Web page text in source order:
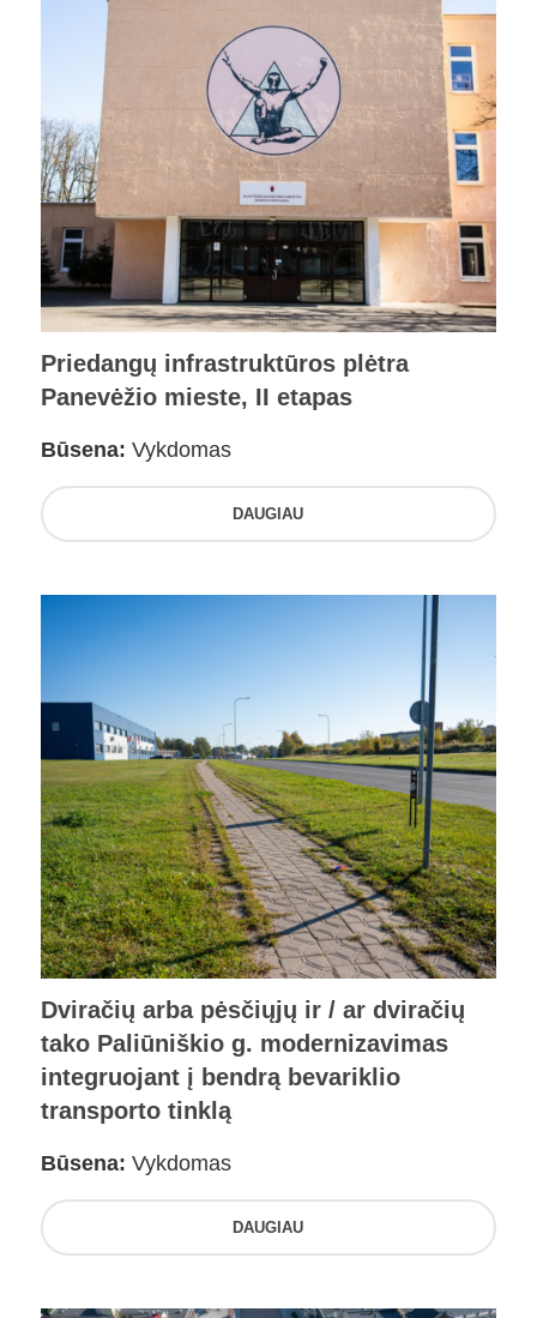
Priedangų infrastruktūros plėtra
Panevėžio mieste, II etapas
Būsena: Vykdomas
DAUGIAU
Dviračių arba pėsčiųjų ir / ar dviračių
tako Paliūniškio g. modernizavimas
integruojant į bendrą bevariklio
transporto tinklą
Būsena: Vykdomas
DAUGIAU